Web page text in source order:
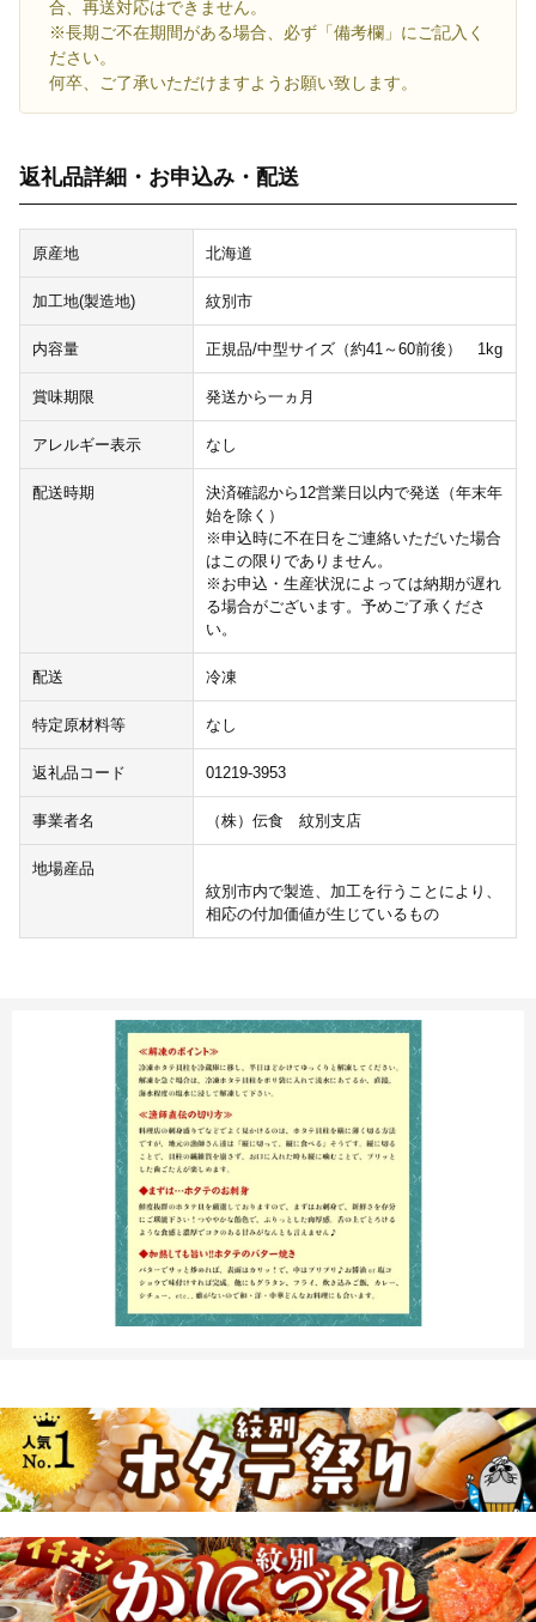
合、再送対応はできません。
※長期ご不在期間がある場合、必ず「備考欄」にご記入く
ださい。
何卒、ご了承いただけますようお願い致します。
返礼品詳細・お申込み・配送
原産地 北海道
加工地(製造地) 紋別市
内容量 正規品/中型サイズ（約41～60前後） 1kg
賞味期限 発送から一ヵ月
アレルギー表示 なし
配送時期
決済確認から12営業日以内で発送（年末年
始を除く）
※申込時に不在日をご連絡いただいた場合
はこの限りでありません。
※お申込・生産状況によっては納期が遅れ
る場合がございます。予めご了承くださ
い。
配送 冷凍
特定原材料等 なし
返礼品コード 01219-3953
事業者名 （株）伝食 紋別支店
地場産品
紋別市内で製造、加工を行うことにより、
相応の付加価値が生じているもの